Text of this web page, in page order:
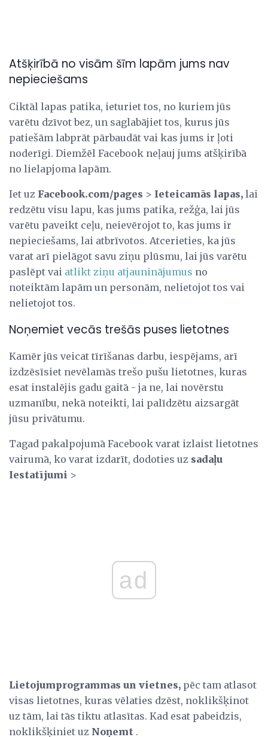
Atšķirībā no visām šīm lapām jums nav
nepieciešams
Ciktāl lapas patika, ieturiet tos, no kuriem jūs
varētu dzīvot bez, un saglabājiet tos, kurus jūs
patiešām labprāt pārbaudāt vai kas jums ir ļoti
noderīgi. Diemžēl Facebook neļauj jums atšķirībā
no lielapjoma lapām.
Iet uz Facebook.com/pages > Ieteicamās lapas, lai
redzētu visu lapu, kas jums patika, režģa, lai jūs
varētu paveikt ceļu, neievērojot to, kas jums ir
nepieciešams, lai atbrīvotos. Atcerieties, ka jūs
varat arī pielāgot savu ziņu plūsmu, lai jūs varētu
paslēpt vai atlikt ziņu atjauninājumus no
noteiktām lapām un personām, nelietojot tos vai
nelietojot tos.
Noņemiet vecās trešās puses lietotnes
Kamēr jūs veicat tīrīšanas darbu, iespējams, arī
izdzēsīsiet nevēlamās trešo pušu lietotnes, kuras
esat instalējis gadu gaitā - ja ne, lai novērstu
uzmanību, nekā noteikti, lai palīdzētu aizsargāt
jūsu privātumu.
Tagad pakalpojumā Facebook varat izlaist lietotnes
vairumā, ko varat izdarīt, dodoties uz sadaļu
Iestatījumi >
ad
Lietojumprogrammas un vietnes, pēc tam atlasot
visas lietotnes, kuras vēlaties dzēst, noklikšķinot
uz tām, lai tās tiktu atlasītas. Kad esat pabeidzis,
noklikšķiniet uz Noņemt .